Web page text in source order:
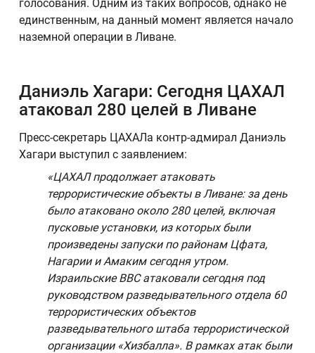
голосования. Одним из таких вопросов, однако не
единственным, на данный момент является начало
наземной операции в Ливане.
Даниэль Хагари: Сегодня ЦАХАЛ
атаковал 280 целей в Ливане
Пресс-секретарь ЦАХАЛа контр-адмирал Даниэль
Хагари выступил с заявлением:
«ЦАХАЛ продолжает атаковать
террористические объекты в Ливане: за день
было атаковано около 280 целей, включая
пусковые установки, из которых были
произведены запуски по районам Цфата,
Нагарии и Амаким сегодня утром.
Израильские ВВС атаковали сегодня под
руководством разведывательного отдела 60
террористических объектов
разведывательного штаба террористической
организации «Хизбалла». В рамках атак были